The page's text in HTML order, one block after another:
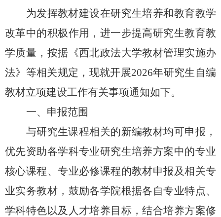
为发挥教材建设在研究生培养和教育教学
改革中的积极作用，进一步提高研究生教育教
学质量 ， 按据 《西北政法大学教材管理实施办
法》等相关规定 ， 现就开展2026年研究生 自编
教材立项建设工作有关事项通知如下。
一、申报范围
与研究生课程相关的新编教材均可申报，
优先资助各学科专业研究生培养方案中的专业
核心课程、专业必修课程的教材申报及相关专
业实务教材， 鼓励各学院根据各自专业特点、
学科特色以及人才培养目标，结合培养方案修